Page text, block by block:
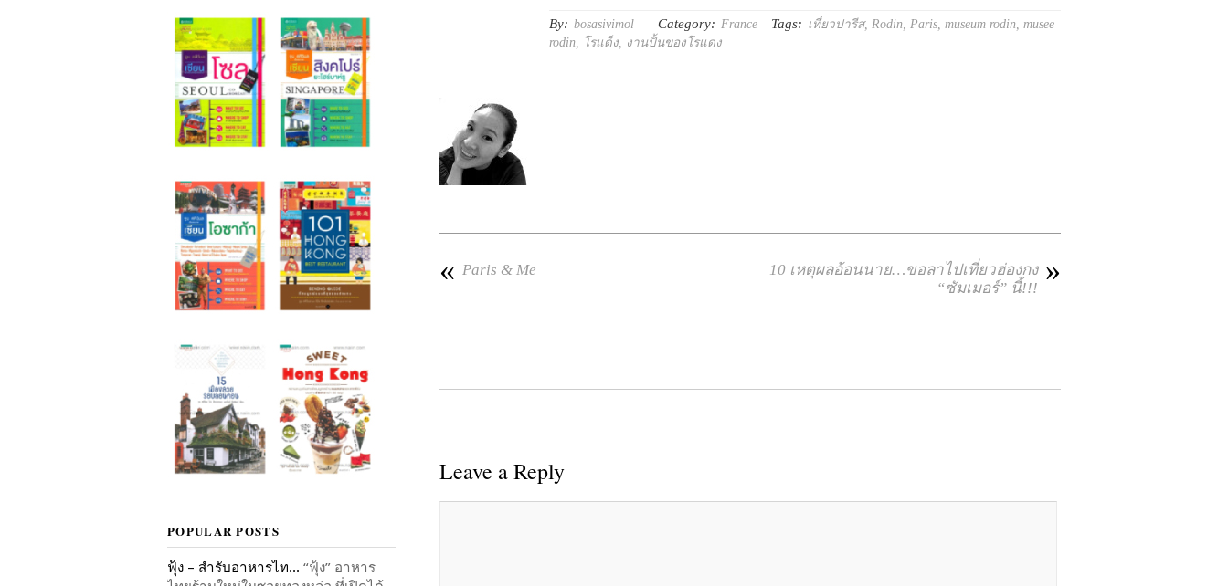
By: bosasivimol Category: France Tags: เที่ยวปารีส, Rodin, Paris, museum rodin, musee
rodin
โรแด็ง งานปั้นของโรแดง
« Paris & Me »
10 เหตุผลอ้อนนาย…ขอลาไปเที่ยวฮ่องกง
“ซัมเมอร์” นี้!!!
Leave a Reply
POPULAR POSTS
ฟุ้ง – สำรับอาหารไท... “ฟุ้ง” อาหาร